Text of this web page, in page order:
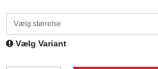
Vælg størrelse
Vælg Variant